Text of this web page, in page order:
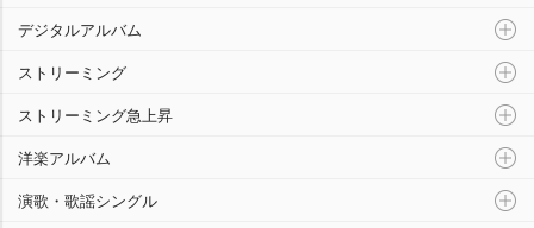
デジタルアルバム
ストリーミング
ストリーミング急上昇
洋楽アルバム
演歌・歌謡シングル